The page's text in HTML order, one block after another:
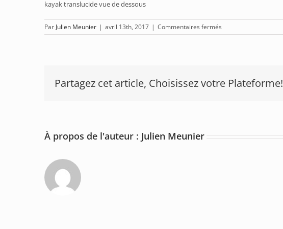
kayak translucide vue de dessous
Par Julien Meunier | avril 13th, 2017 | Commentaires fermés
Snorkayak-
Partagez cet article, Choisissez votre Plateforme!
À propos de l'auteur : Julien Meunier